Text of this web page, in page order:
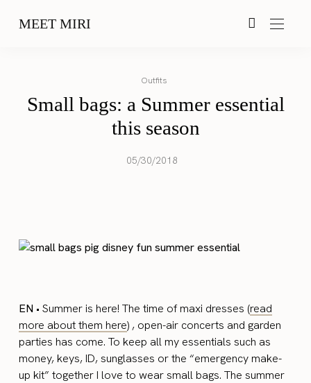
MEET MIRI
Outfits
Small bags: a Summer essential
this season
05/30/2018
EN •Summer is here! The time of maxi dresses (read
more about them here) , open-air concerts and garden
parties has come. To keep all my essentials such as
money, keys, ID, sunglasses or the “emergency make-
up kit” together I love to wear small bags. The summer